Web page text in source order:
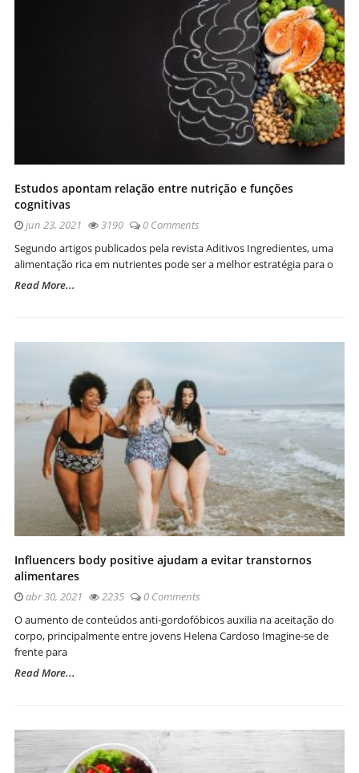
Estudos apontam relação entre nutrição e funções
cognitivas
jun 23, 2021 3190
0 Comments
Segundo artigos publicados pela revista Aditivos Ingredientes, uma
alimentação rica em nutrientes pode ser a melhor estratégia para o
Read More...
Influencers body positive ajudam a evitar transtornos
alimentares
abr 30, 2021 2235
0 Comments
O aumento de conteúdos anti-gordofóbicos auxilia na aceitação do
corpo, principalmente entre jovens Helena Cardoso Imagine-se de
frente para
Read More...